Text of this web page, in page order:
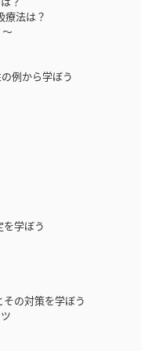
法は？
例から学ぼう
学ぼう
の対策を学ぼう